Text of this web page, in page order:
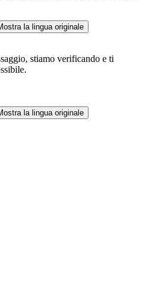
la lingua originale
stiamo verificando e ti
la lingua originale